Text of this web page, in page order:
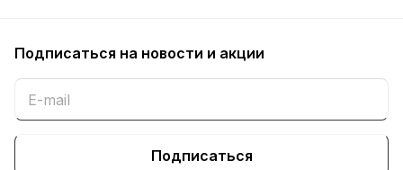
Подписаться на новости и акции
Подписаться